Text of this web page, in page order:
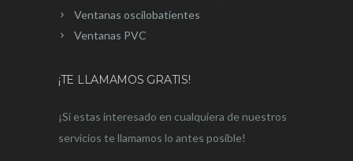
Ventanas oscilobatientes
Ventanas PVC
¡TE LLAMAMOS GRATIS!
¡Si estas interesado en cualquiera de nuestros
servicios te llamamos lo antes posible!